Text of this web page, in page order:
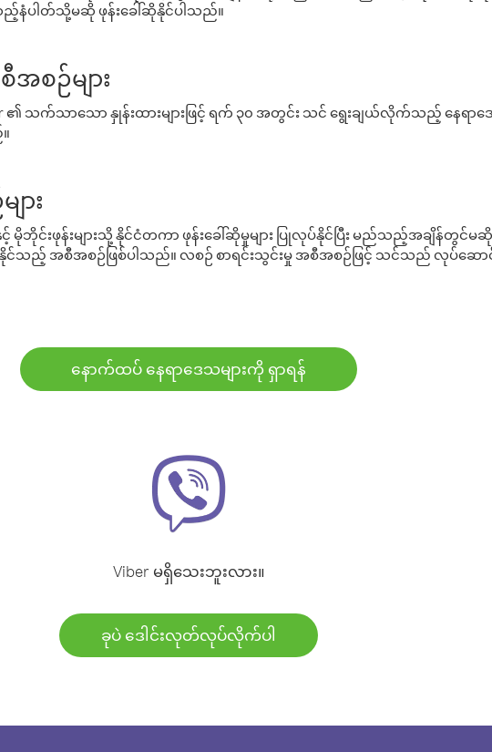
ည့်နံပါတ်သို့မဆို ဖုန်းခေါ်ဆိုနိုင်ပါသည်။
စဉ်များ
၏ သက်သာသော နှုန်းထားများဖြင့် ရက် ၃၀ အတွင်း သင် ရွေးချယ်လိုက်သည့် နေရာ
ား
မိုဘိုင်းဖုန်းများသို့ နိုင်ငံတကာ ဖုန်းခေါ်ဆိုမှုများ ပြုလုပ်နိုင်ပြီး မည်သည့်အချိန်တွ
သည့် အစီအစဉ်ဖြစ်ပါသည်။ လစဉ် စာရင်းသွင်းမှု အစီအစဉ်ဖြင့် သင်သည် လုပ်ဆောင်
နောက်ထပ် နေရာဒေသများကို ရှာရန်
Viber မရှိသေးဘူးလား။
ခုပဲ ဒေါင်းလုတ်လုပ်လိုက်ပါ